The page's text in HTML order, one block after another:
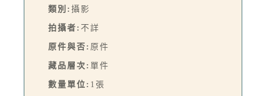
類別: 攝影
拍攝者: 不詳
原件與否: 原件
藏品層次: 單件
數量單位: 1張